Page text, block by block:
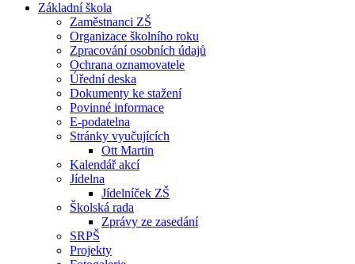
Základní škola
Zaměstnanci ZŠ
Organizace školního roku
Zpracování osobních údajů
Ochrana oznamovatele
Úřední deska
Dokumenty ke stažení
Povinné informace
E-podatelna
Stránky vyučujících
Ott Martin
Kalendář akcí
Jídelna
Jídelníček ZŠ
Školská rada
Zprávy ze zasedání
SRPŠ
Projekty